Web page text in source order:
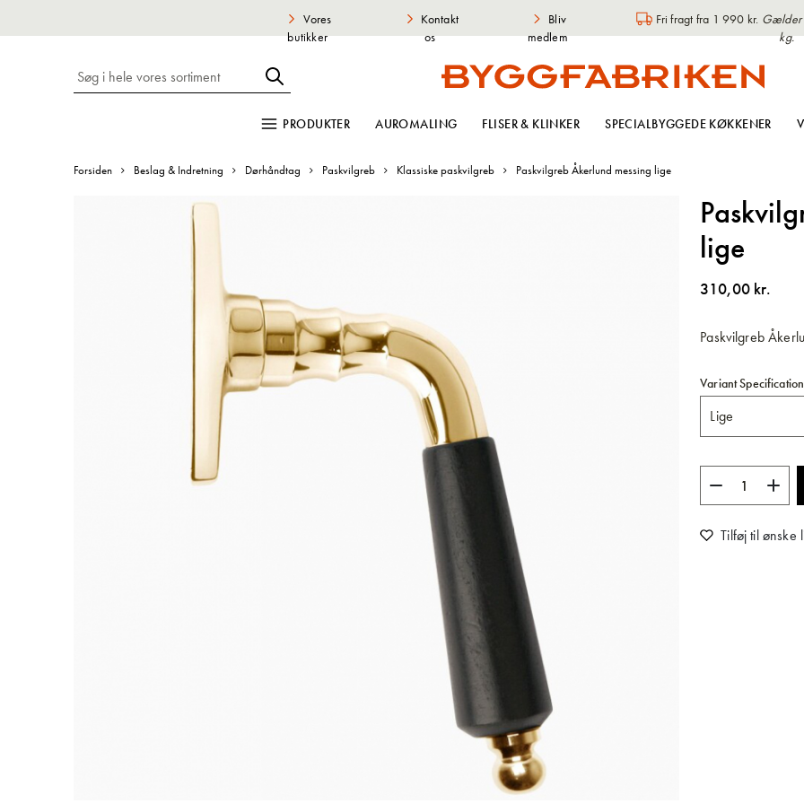
Vores
butikker
Kontakt
os
Bliv
medlem
Fri fragt fra 1 990 kr. Gælder
kg.
PRODUKTER AUROMALING FLISER & KLINKER SPECIALBYGGEDE KØKKENER
Forsiden Beslag & Indretning Dørhåndtag Paskvilgreb Klassiske paskvilgreb Paskvilgreb Åkerlund messing lige
lige
310,00 kr.
Paskvilgreb
Variant Specification
Tilføj til ønske